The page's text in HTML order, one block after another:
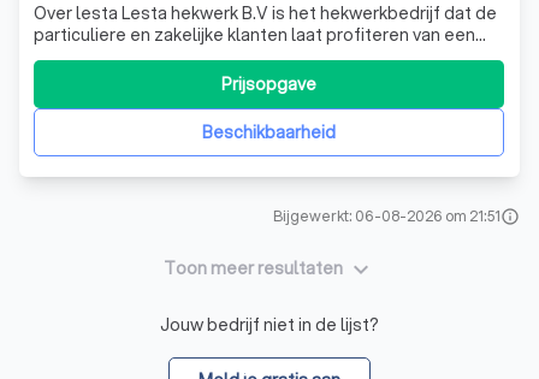
Over lesta Lesta hekwerk B.V is het hekwerkbedrijf dat de
particuliere en zakelijke klanten laat profiteren van een
scherp inkoopbeleid. We kopen onafhankelijk in bij
verschillende producenten en selecteren daar de
optimale prijs kwaliteit verhouding. Korte lijnen, ruime
voorraad en advies zonderBeschikbaarheid
Prijsopgave
Bijgewerkt: 06-08-2026 om 21:51info
Toon meer resultaten keyboard_arrow_down
Jouw bedrijf niet in de lijst?